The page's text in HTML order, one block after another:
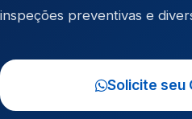
inspeções preventivas e
Solicite seu